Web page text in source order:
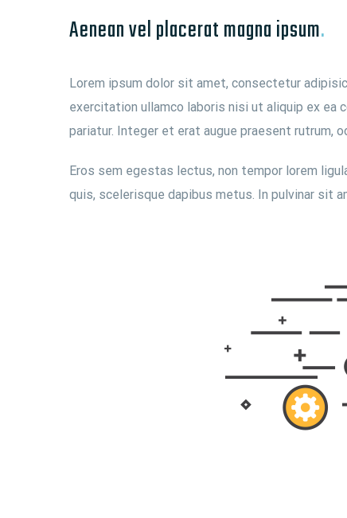
Aenean vel placerat magna ipsum.
Lorem ipsum dolor sit amet, consectetur
exercitation ullamco laboris nisi ut aliquip ex ea
pariatur. Integer et erat augue praesent rutrum,
Eros sem egestas lectus, non tempor lorem
quis, scelerisque dapibus metus. In pulvinar sit